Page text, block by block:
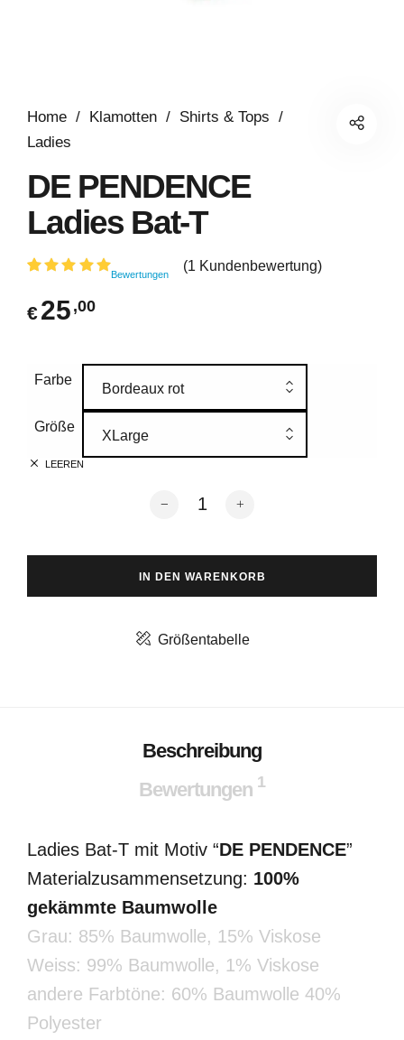
Home / Klamotten / Shirts & Tops /
Ladies
DE PENDENCE
Ladies Bat-T
mit5.00
von 5,
Bewertungen
(1 Kundenbewertung)
€25 ,00
Farbe
Bordeaux rot
Größe
XLarge
LEEREN
DE PENDENCE Ladies Bat-T Menge
IN DEN WARENKORB
Größentabelle
Beschreibung
Bewertungen 1
Ladies Bat-T mit Motiv “DE PENDENCE”
Materialzusammensetzung: 100%
gekämmte Baumwolle
Grau: 85% Baumwolle, 15% Viskose
Weiss: 99% Baumwolle, 1% Viskose
andere Farbtöne: 60% Baumwolle 40%
Polyester